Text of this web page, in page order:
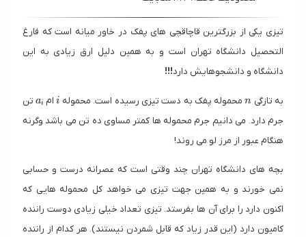
تیزی یکی از بزرگترین قاچاقچی های پفک در خاور میانه است که فارغ
التحصیل دانشگاه تهران است و به همین دلیل ارق زیادی به این
دانشگاه و دانشجوهایش دارد!!!
به تازگی nمحموله پفک به دست تیزی رسیده است. محموله i
i ام
a_i
ai
تن
جرم دارد. می دانیم جرم محموله ها کمتر مساوی ده تن می باشد وگرنه
هنگام عبور از مرز لو می روند!
بچه های دانشگاه تهران چند وقتی است که عصرانه درست و حسابی
نمی خورند و به همین جهت تیزی می خواهد کل محموله هایی که
اکنون دارد را برای آن ها بفرستد. تیزی تعداد خیلی زیادی دوست راننده
کامیون دارد (این قدر زیاد که قابل شمردن نیستند). هر کدام از راننده